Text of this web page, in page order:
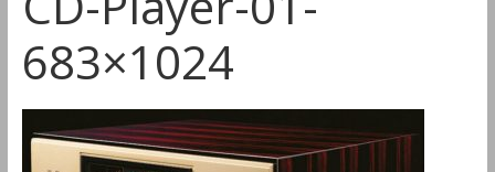
Аудио,
Видео
&
683×1024